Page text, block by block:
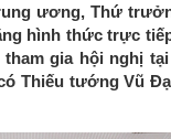
ương, Thứ
hình thức trực
gia hội nghị
Thiếu tướng Vũ